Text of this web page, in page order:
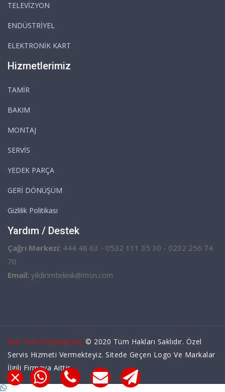
TELEVİZYON
ENDÜSTRİYEL
ELEKTRONİK KART
Hizmetlerimiz
TAMİR
BAKIM
MONTAJ
SERVİS
YEDEK PARÇA
GERİ DÖNÜŞÜM
Gizlilik Politikası
Yardım / Destek
Çağrı Merkezi: 444 48 63 - 0532 111 35 30 - 0232 256 74
70
Email: yildirimteknik@msn.com
Bizi Tercih Etmelisiniz © 2020 Tüm Hakları Saklıdır. Özel
Servis Hizmeti Vermekteyiz. Sitede Geçen Logo Ve Markalar
İlgili Firmaya Aittir.